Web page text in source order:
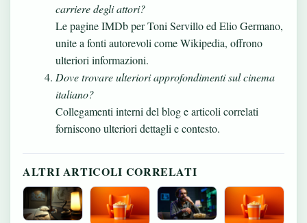
carriere degli attori?
Le pagine IMDb per Toni Servillo ed Elio Germano,
unite a fonti autorevoli come Wikipedia, offrono
ulteriori informazioni.
Dove trovare ulteriori approfondimenti sul cinema
italiano?
Collegamenti interni del blog e articoli correlati
forniscono ulteriori dettagli e contesto.
ALTRI ARTICOLI CORRELATI